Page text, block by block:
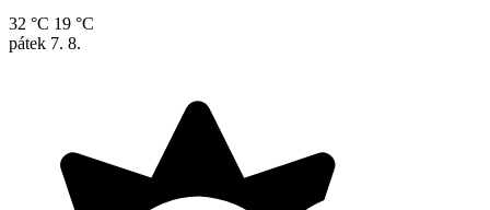
32 °C 19 °C
pátek 7. 8.